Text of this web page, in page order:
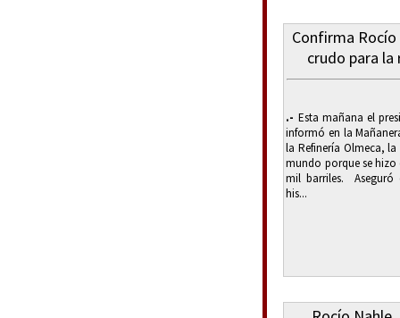
Confirma
crudo para la
.- Esta mañana el
informó en la
la Refinería Olmeca,
mundo porque se hizo
mil barriles. Aseguró
his...